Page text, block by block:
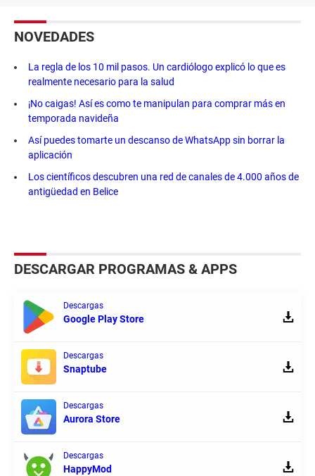
NOVEDADES
La regla de los 10 mil pasos. Un cardiólogo explicó lo que es
realmente necesario para la salud
¡No caigas! Así es como te manipulan para comprar más en
temporada navideña
Así puedes tomarte un descanso de WhatsApp sin borrar la
aplicación
Los científicos descubren una red de canales de 4.000 años de
antigüedad en Belice
DESCARGAR PROGRAMAS & APPS
Descargas
Google Play Store
Descargas
Snaptube
Descargas
Aurora Store
Descargas
HappyMod